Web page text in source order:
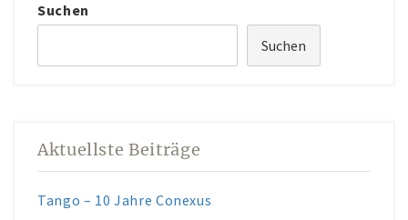
Suchen
Suchen
Aktuellste Beiträge
Tango – 10 Jahre Conexus